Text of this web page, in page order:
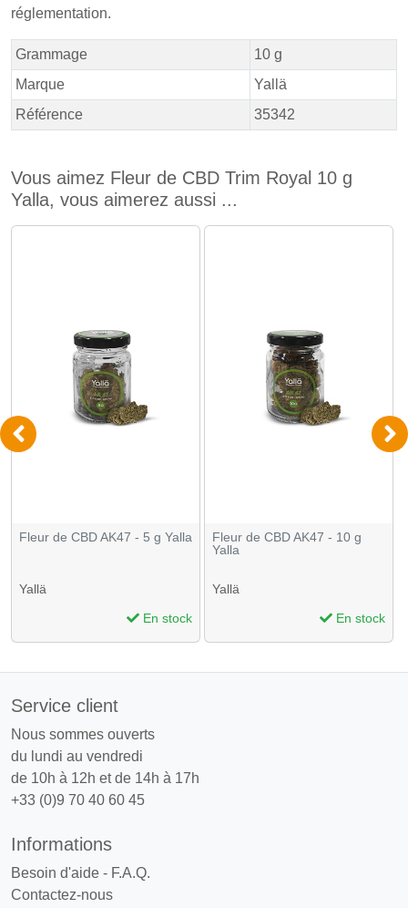
réglementation.
Grammage
10 g
Marque
Yallä
Référence
35342
Vous aimez Fleur de CBD Trim Royal 10 g
Yalla, vous aimerez aussi ...
Fleur de CBD AK47 - 5 g Yalla
Yallä
En stock
Fleur de CBD AK47 - 10 g
Yalla
Yallä
En stock
Service client
Nous sommes ouverts
du lundi au vendredi
de 10h à 12h et de 14h à 17h
+33 (0)9 70 40 60 45
Informations
Besoin d'aide - F.A.Q.
Contactez-nous